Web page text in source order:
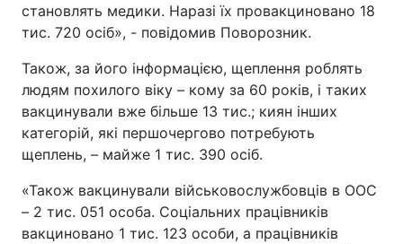
становлять медики. Наразі їх провакциновано 18
тис. 720 осіб», - повідомив Поворозник.
Також, за його інформацією, щеплення роблять
людям похилого віку – кому за 60 років, і таких
вакцинували вже більше 13 тис.; киян інших
категорій, які першочергово потребують
щеплень, – майже 1 тис. 390 осіб.
«Також вакцинували військовослужбовців в ООС
– 2 тис. 051 особа. Соціальних працівників
вакциновано 1 тис. 123 особи, а працівників